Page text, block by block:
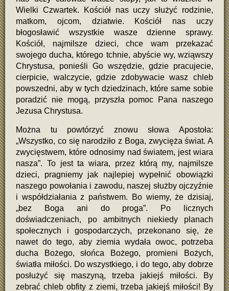
Wielki Czwartek. Kościół nas uczy służyć rodzinie,
matkom, ojcom, dziatwie. Kościół nas uczy
błogosławić wszystkie wasze dzienne sprawy.
Kościół, najmilsze dzieci, chce wam przekazać
swojego ducha, którego tchnie, abyście wy, wziąwszy
Chrystusa, ponieśli Go wszędzie, gdzie pracujecie,
cierpicie, walczycie, gdzie zdobywacie wasz chleb
powszedni, aby w tych dziedzinach, które same sobie
poradzić nie mogą, przyszła pomoc Pana naszego
Jezusa Chrystusa.
Można tu powtórzyć znowu słowa Apostoła:
„Wszystko, co się narodziło z Boga, zwycięża świat. A
zwycięstwem, które odnosimy nad światem, jest wiara
nasza”. To jest ta wiara, przez którą my, najmilsze
dzieci, pragniemy jak najlepiej wypełnić obowiązki
naszego powołania i zawodu, naszej służby ojczyźnie
i współdziałania z państwem. Bo wiemy, że dzisiaj,
„bez Boga ani do proga”. Po licznych
doświadczeniach, po ambitnych niekiedy planach
społecznych i gospodarczych, przekonano się, że
nawet do tego, aby ziemia wydała owoc, potrzeba
ducha Bożego, słońca Bożego, promieni Bożych,
światła miłości. Do wszystkiego, i do tego, aby dobrze
posłużyć się maszyną, trzeba jakiejś miłości. By
zebrać chleb obfity z ziemi, trzeba jakiejś miłości! By